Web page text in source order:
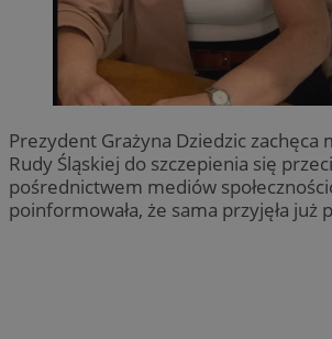
Prezydent Grażyna Dziedzic zachęca
Rudy Śląskiej do szczepienia się
pośrednictwem mediów
poinformowała, że sama przyjęła już